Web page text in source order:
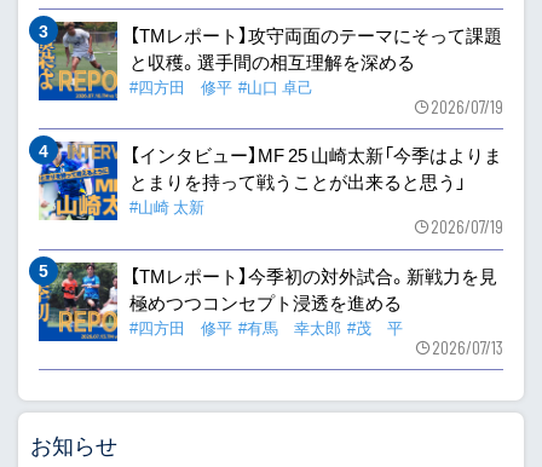
【TMレポート】攻守両面のテーマにそって課題
と収穫。選手間の相互理解を深める
#四方田 修平 #山口 卓己
2026/07/19
【インタビュー】MF 25 山崎太新「今季はよりま
とまりを持って戦うことが出来ると思う」
#山崎 太新
2026/07/19
【TMレポート】今季初の対外試合。新戦力を見
極めつつコンセプト浸透を進める
#四方田 修平 #有馬 幸太郎 #茂 平
2026/07/13
お知らせ